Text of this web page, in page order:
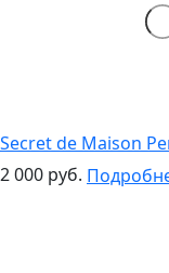
Secret de Maison
2 000 руб.